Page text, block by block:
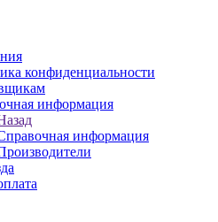
конфиденциальности
информация
информация